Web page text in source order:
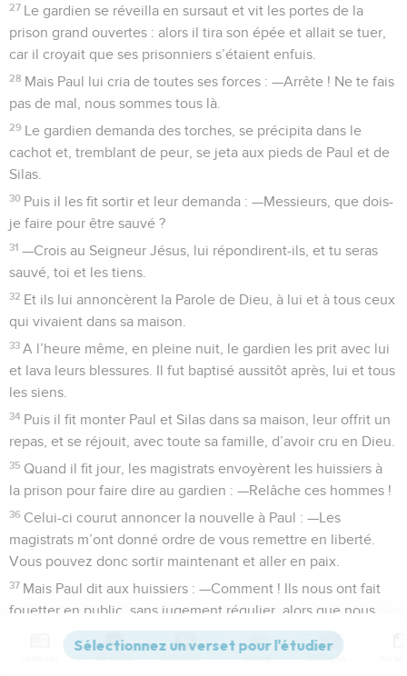
27 Le gardien se réveilla en sursaut et vit les portes de la
prison grand ouvertes : alors il tira son épée et allait se tuer,
car il croyait que ses prisonniers s’étaient enfuis.
28 Mais Paul lui cria de toutes ses forces : —Arrête ! Ne te fais
pas de mal, nous sommes tous là.
29 Le gardien demanda des torches, se précipita dans le
cachot et, tremblant de peur, se jeta aux pieds de Paul et de
Silas.
30 Puis il les fit sortir et leur demanda : —Messieurs, que dois-
je faire pour être sauvé ?
31 —Crois au Seigneur Jésus, lui répondirent-ils, et tu seras
sauvé, toi et les tiens.
32 Et ils lui annoncèrent la Parole de Dieu, à lui et à tous ceux
qui vivaient dans sa maison.
33 A l’heure même, en pleine nuit, le gardien les prit avec lui
et lava leurs blessures. Il fut baptisé aussitôt après, lui et tous
les siens.
34 Puis il fit monter Paul et Silas dans sa maison, leur offrit un
repas, et se réjouit, avec toute sa famille, d’avoir cru en Dieu.
35 Quand il fit jour, les magistrats envoyèrent les huissiers à
la prison pour faire dire au gardien : —Relâche ces hommes !
36 Celui-ci courut annoncer la nouvelle à Paul : —Les
magistrats m’ont donné ordre de vous remettre en liberté.
Vous pouvez donc sortir maintenant et aller en paix.
37 Mais Paul dit aux huissiers : —Comment ! Ils nous ont fait
fouetter en public, sans jugement régulier, alors que nous
sommes citoyens romains, puis ils nous ont jetés en prison.
Et maintenant, ils voudraient se débarrasser de nous en
Versions Commentaires Strong